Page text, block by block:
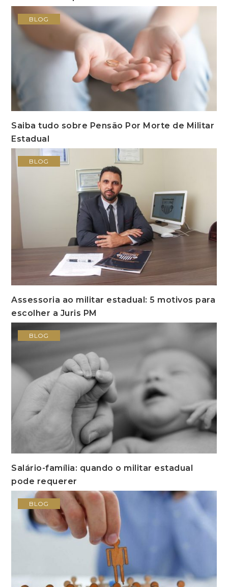
BLOG
Saiba tudo sobre Pensão Por Morte de Militar
Estadual
BLOG
Assessoria ao militar estadual: 5 motivos para
escolher a Juris PM
BLOG
Salário-família: quando o militar estadual
pode requerer
BLOG